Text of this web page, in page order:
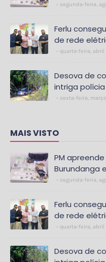
segunda-feira,
Ferlu
de rede
quarta-feira, abril
Desova de
intriga
sexta-feira,
MAIS VISTO
PM
Burundanga
segunda-feira,
Ferlu
de rede
quarta-feira, abril
Desova de